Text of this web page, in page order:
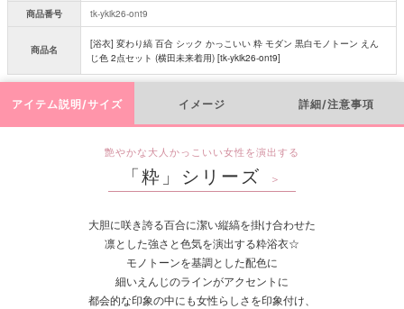
商品番号
tk-ykik26-ont9
商品名
[浴衣] 変わり縞 百合 シック かっこいい 粋 モダン 黒白モノトーン えん
じ色 2点セット (横田未来着用) [tk-ykik26-ont9]
アイテム説明/サイズ イメージ 詳細/注意事項
艶やかな大人かっこいい女性を演出する
「粋」シリーズ ＞
大胆に咲き誇る百合に潔い縦縞を掛け合わせた
凛とした強さと色気を演出する粋浴衣☆
モノトーンを基調とした配色に
細いえんじのラインがアクセントに
都会的な印象の中にも女性らしさを印象付け、